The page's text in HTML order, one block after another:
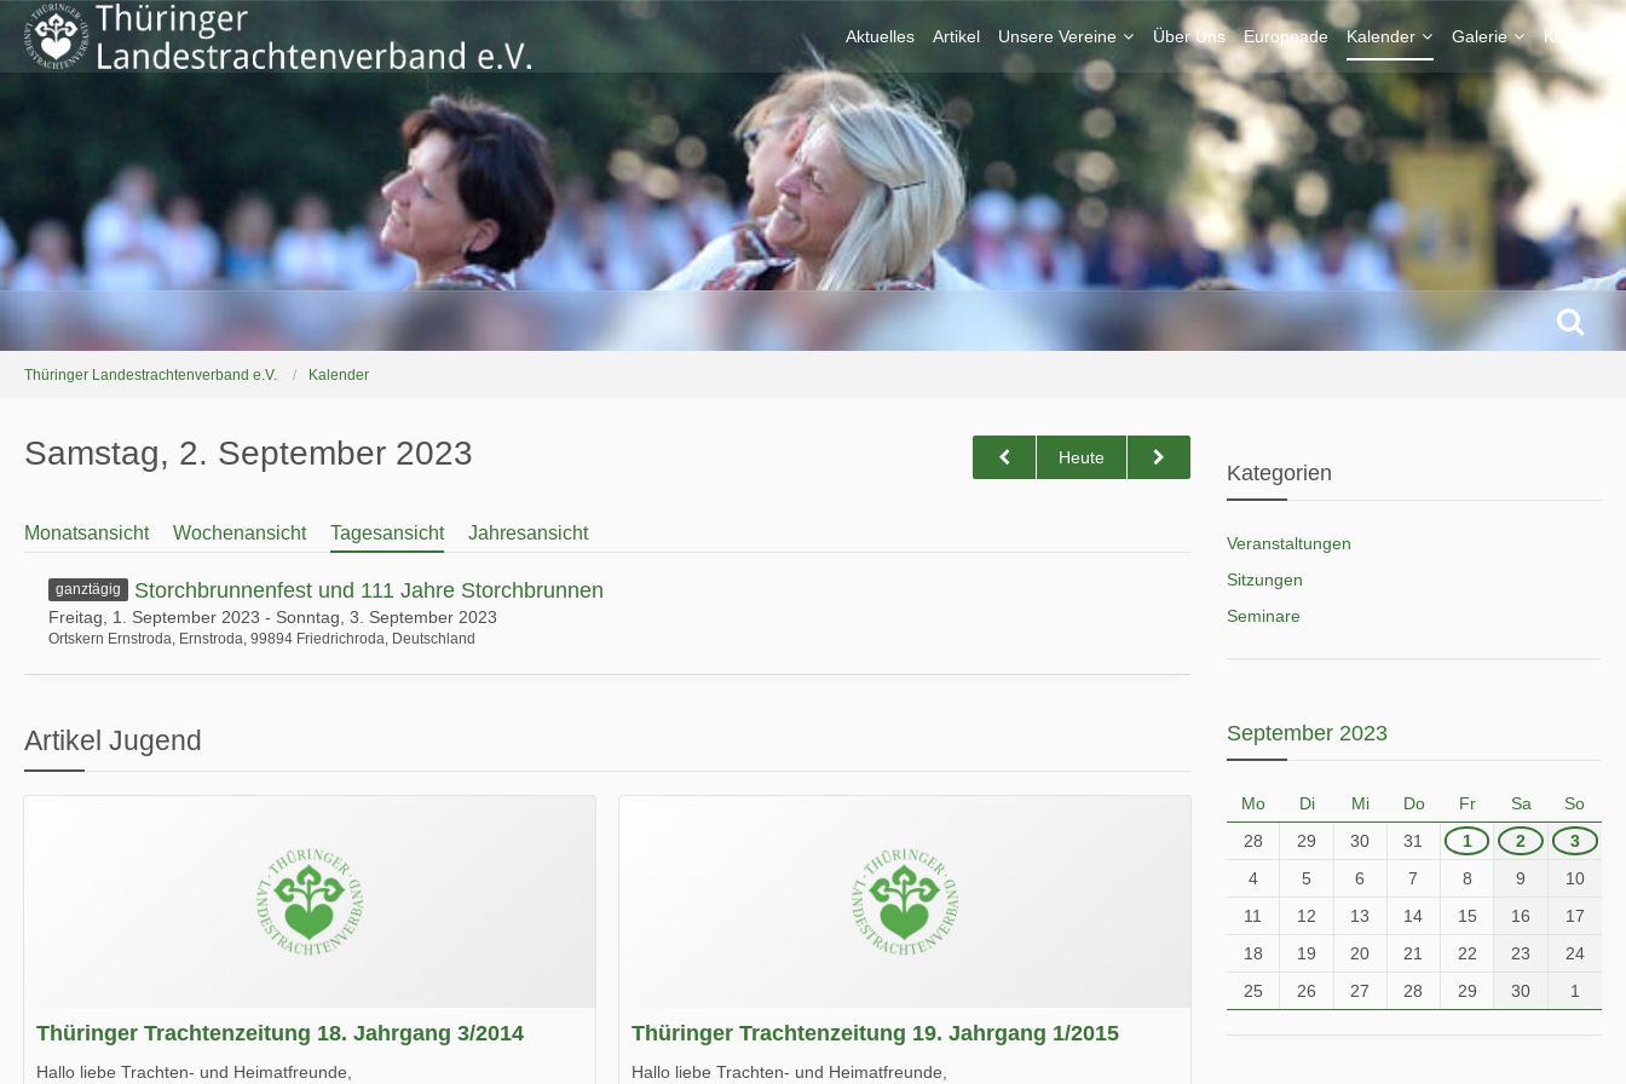
Aktuelles Artikel Unsere Vereine Über Uns Europeade Kalender Galerie Kontakt
Thüringer Landestrachtenverband e.V. Kalender
Samstag, 2. September 2023 Heute
Monatsansicht Wochenansicht Tagesansicht Jahresansicht
ganztägig Storchbrunnenfest und 111 Jahre Storchbrunnen
Freitag, 1. September 2023 - Sonntag, 3. September 2023
Ortskern Ernstroda, Ernstroda, 99894 Friedrichroda, Deutschland
Artikel Jugend
Thüringer Trachtenzeitung 18. Jahrgang 3/2014
Hallo liebe Trachten- und Heimatfreunde,
Thüringer Trachtenzeitung 19. Jahrgang 1/2015
Hallo liebe Trachten- und Heimatfreunde,
Kategorien
Veranstaltungen
Sitzungen
Seminare
September 2023
Mo Di Mi Do Fr Sa
So
28
29 30 31 1 2
3
4
5 6 7 8 9
10
11
12 13 14 15 16
17
18
19 20 21 22 23
24
25
26 27 28 29 30 1